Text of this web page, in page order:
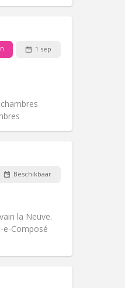
1 sep
Beschikbaar
la Neuve.
e-Composé